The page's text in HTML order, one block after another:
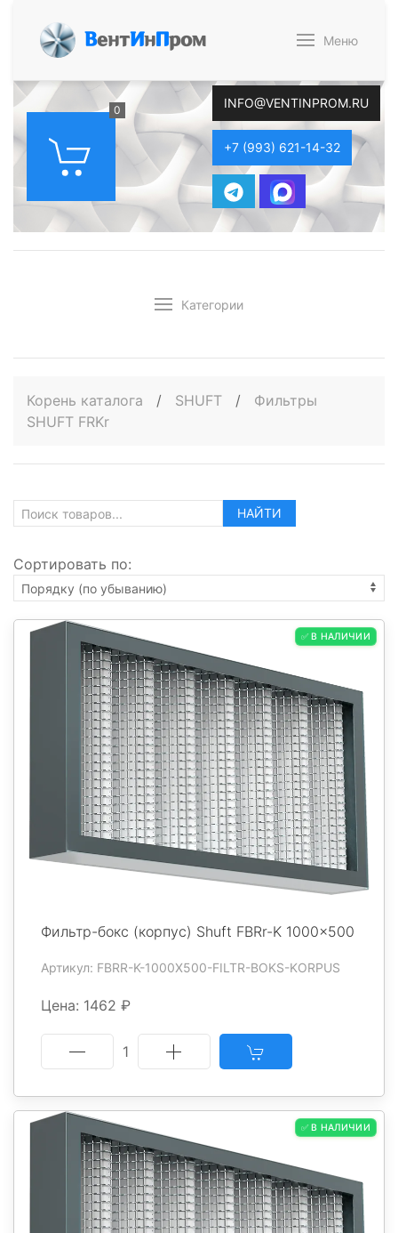
ВентИнПром Меню
0 INFO@VENTINPROM.RU
+7 (993) 621-14-32
Категории
Корень каталога / SHUFT /
Фильтры
SHUFT FRKr
НАЙТИ
Сортировать по:
✅ В НАЛИЧИИ
Фильтр-бокс (корпус) Shuft FBRr-K 1000x500
Артикул: FBRR-K-1000X500-FILTR-BOKS-KORPUS
Цена: 1462 ₽
1
✅ В НАЛИЧИИ